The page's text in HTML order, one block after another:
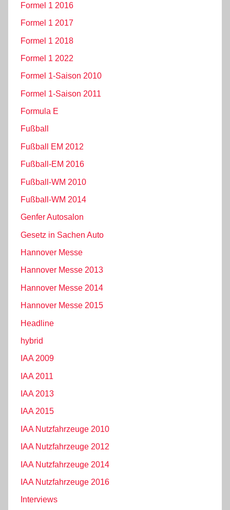
Formel 1 2016
Formel 1 2017
Formel 1 2018
Formel 1 2022
Formel 1-Saison 2010
Formel 1-Saison 2011
Formula E
Fußball
Fußball EM 2012
Fußball-EM 2016
Fußball-WM 2010
Fußball-WM 2014
Genfer Autosalon
Gesetz in Sachen Auto
Hannover Messe
Hannover Messe 2013
Hannover Messe 2014
Hannover Messe 2015
Headline
hybrid
IAA 2009
IAA 2011
IAA 2013
IAA 2015
IAA Nutzfahrzeuge 2010
IAA Nutzfahrzeuge 2012
IAA Nutzfahrzeuge 2014
IAA Nutzfahrzeuge 2016
Interviews